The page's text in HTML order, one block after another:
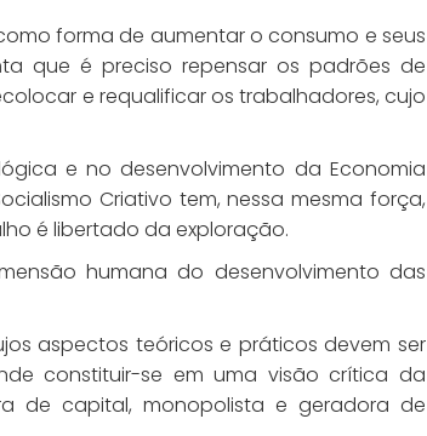
forma de aumentar o consumo e seus
que é preciso repensar os padrões de
e requalificar os trabalhadores, cujo
e no desenvolvimento da Economia
Criativo tem, nessa mesma força,
é libertado da exploração.
humana do desenvolvimento das
aspectos teóricos e práticos devem ser
constituir-se em uma visão crítica da
de capital, monopolista e geradora de